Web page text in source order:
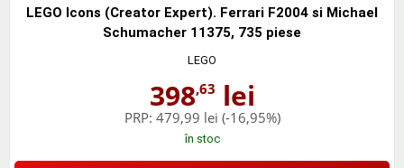
LEGO Icons (Creator Expert). Ferrari F2004 si Michael
Schumacher 11375, 735 piese
LEGO
398,63 lei
PRP: 479,99 lei (-16,95%)
în stoc